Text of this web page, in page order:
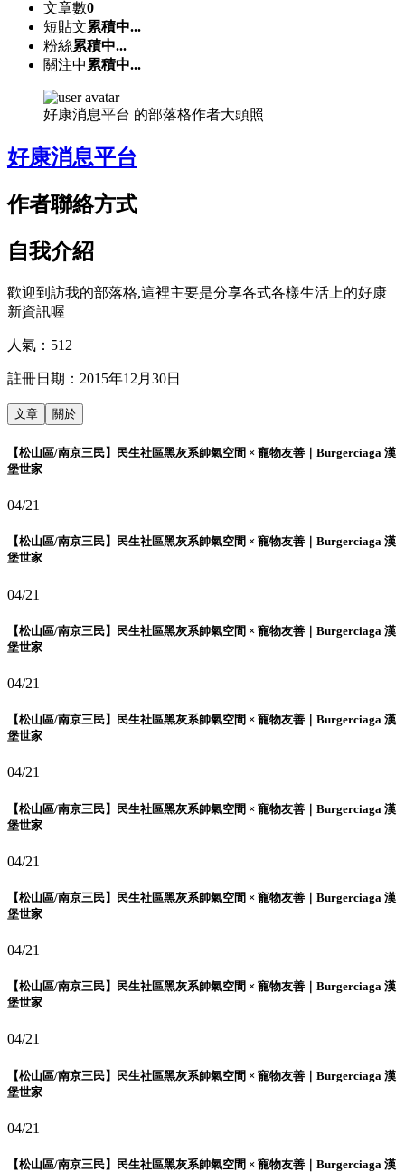
文章數0
短貼文累積中...
粉絲累積中...
關注中 累積中...
好康消息平台 的部落格作者大頭照
好康消息平台
作者聯絡方式
自我介紹
歡迎到訪我的部落格,這裡主要是分享各式各樣生活上的好康
新資訊喔
人氣： 512
註冊日期： 2015年12月30日
文章 關於
【松山區/南京三民】民生社區黑灰系帥氣空間 × 寵物友善｜Burgerciaga 漢
堡世家
04/21
【松山區/南京三民】民生社區黑灰系帥氣空間 × 寵物友善｜Burgerciaga 漢
堡世家
04/21
【松山區/南京三民】民生社區黑灰系帥氣空間 × 寵物友善｜Burgerciaga 漢
堡世家
04/21
【松山區/南京三民】民生社區黑灰系帥氣空間 × 寵物友善｜Burgerciaga 漢
堡世家
04/21
【松山區/南京三民】民生社區黑灰系帥氣空間 × 寵物友善｜Burgerciaga 漢
堡世家
04/21
【松山區/南京三民】民生社區黑灰系帥氣空間 × 寵物友善｜Burgerciaga 漢
堡世家
04/21
【松山區/南京三民】民生社區黑灰系帥氣空間 × 寵物友善｜Burgerciaga 漢
堡世家
04/21
【松山區/南京三民】民生社區黑灰系帥氣空間 × 寵物友善｜Burgerciaga 漢
堡世家
04/21
【松山區/南京三民】民生社區黑灰系帥氣空間 × 寵物友善｜Burgerciaga 漢